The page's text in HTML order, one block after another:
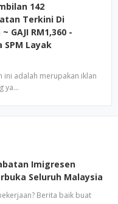
142
Terkini Di
GAJI RM1,360 -
SPM Layak
ini adalah merupakan iklan
ya…
Imigresen
Seluruh Malaysia
Berita baik buat